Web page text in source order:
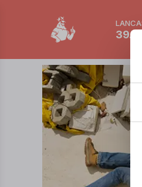
39.2